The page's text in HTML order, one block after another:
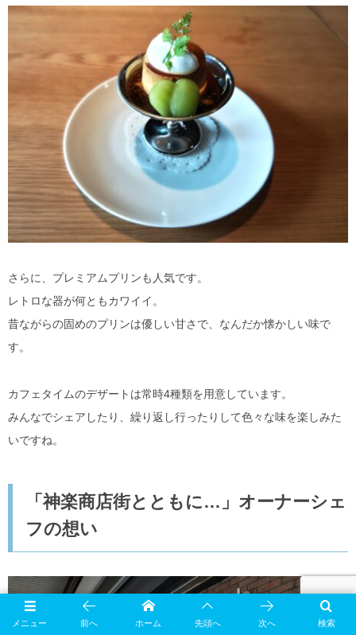
さらに、プレミアムプリンも人気です。
レトロな器が何ともカワイイ。
昔ながらの固めのプリンは優しい甘さで、なんだか懐かしい味で
す。
カフェタイムのデザートは常時4種類を用意しています。
みんなでシェアしたり、繰り返し行ったりして色々な味を楽しみた
いですね。
「神楽商店街とともに…」オーナーシェ
フの想い
メニュー 検索
前へ ホーム 先頭へ 次へ